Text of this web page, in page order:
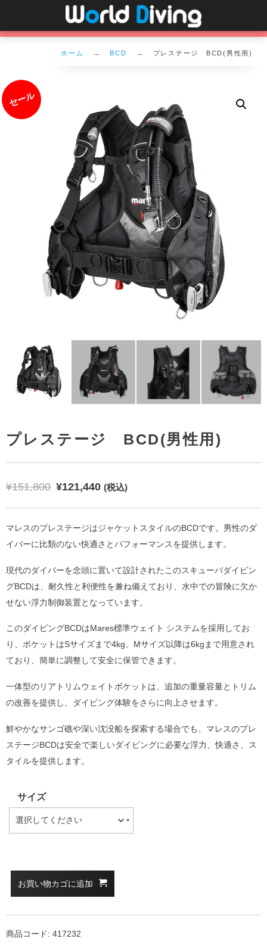
ホーム BCD プレステージ BCD(男性用)
セール
プレステージ BCD(男性用)
¥151,800 ¥121,440 (税込)
マレスのプレステージはジャケットスタイルのBCDです。男性のダ
イバーに比類のない快適さとパフォーマンスを提供します。
現代のダイバーを念頭に置いて設計されたこのスキューバダイビン
グBCDは、耐久性と利便性を兼ね備えており、水中での冒険に欠か
せない浮力制御装置となっています。
このダイビングBCDはMares標準ウェイト システムを採用してお
り、ポケットはSサイズまで4kg、Mサイズ以降は6kgまで用意され
ており、簡単に調整して安全に保管できます。
一体型のリアトリムウェイトポケットは、追加の重量容量とトリム
の改善を提供し、ダイビング体験をさらに向上させます。
鮮やかなサンゴ礁や深い沈没船を探索する場合でも、マレスのプレ
ステージBCDは安全で楽しいダイビングに必要な浮力、快適さ、ス
タイルを提供します。
サイズ
お買い物カゴに追加
商品コード: 417232